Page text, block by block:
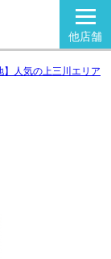
他店舗
】人気の上三川エリア